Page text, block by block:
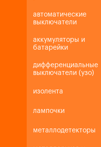
автоматические
выключатели
аккумуляторы и
батарейки
дифференциальные
выключатели (узо)
изолента
лампочки
металлодетекторы